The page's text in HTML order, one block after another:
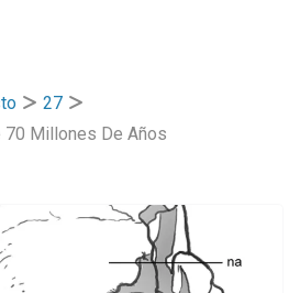
27
70 Millones De Años